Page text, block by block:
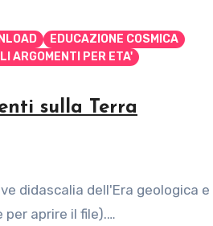
EDUCAZIONE COSMICA
ARGOMENTI PER ETA'
sulla Terra
didascalia dell'Era geologica e
aprire il file).…